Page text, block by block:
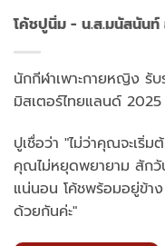
โค้ชปูนิ่ม - น.ส.มนัสนัน
นักกีฬาเพาะกายหญิง รับ
มิสเตอร์ไทยแลนด์ 2025
ปูเชื่อว่า "ไม่ว่าคุณจะเริ่
คุณไม่หยุดพยายาม สักวั
แน่นอน โค้ชพร้อมอยู่ข้าง
ด้วยกันค่ะ"